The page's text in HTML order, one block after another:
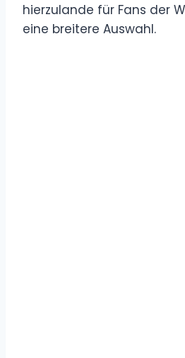
hierzulande für Fans der
eine breitere Auswahl.